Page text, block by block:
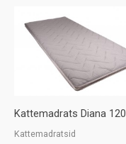
Kattemadrats Diana 120
Kattemadratsid